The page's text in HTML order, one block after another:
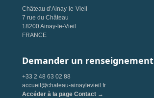
Château d’Ainay-le-Vieil
7 rue du Château
18200 Ainay-le-Vieil
FRANCE
Demander un renseignement
+33 2 48 63 02 88
accueil@chateau-ainaylevieil.fr
Accéder à la page Contact →